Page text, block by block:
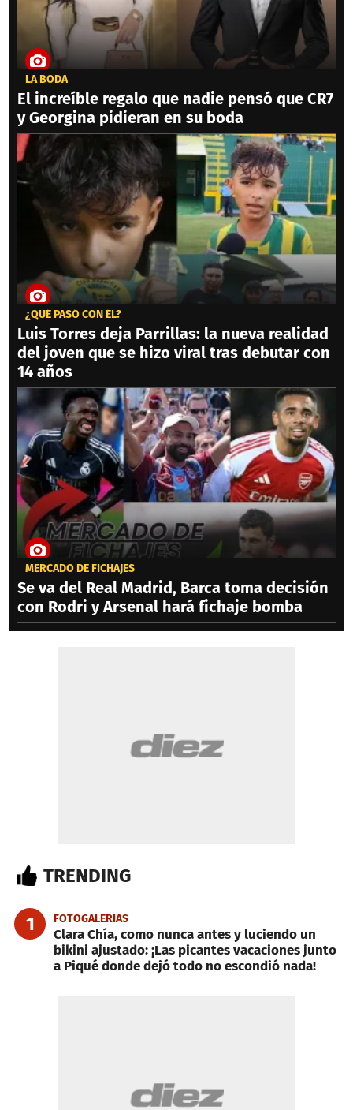
LA BODA
El increíble regalo que nadie pensó que CR7
y Georgina pidieran en su boda
¿QUÉ PASÓ CON ÉL?
Luis Torres deja Parrillas: la nueva realidad
del joven que se hizo viral tras debutar con
14 años
MERCADO DE FICHAJES
Se va del Real Madrid, Barca toma decisión
con Rodri y Arsenal hará fichaje bomba
TRENDING
1 FOTOGALERIAS
Clara Chía, como nunca antes y luciendo un
bikini ajustado: ¡Las picantes vacaciones junto
a Piqué donde dejó todo no escondió nada!